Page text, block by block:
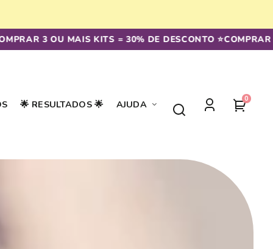
3 OU MAIS KITS = 30% DE DESCONTO ⭐️COMPRAR 2
🌟 RESULTADOS 🌟 AJUDA
Iniciar
seu
00